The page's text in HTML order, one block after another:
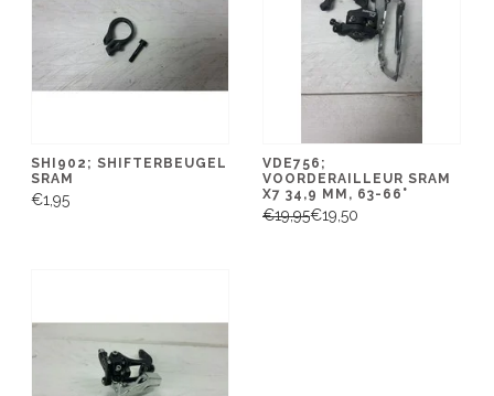
SHI902; SHIFTERBEUGEL
SRAM
€1,95
VDE756;
VOORDERAILLEUR SRAM
X7 34,9 MM, 63-66°
€19,95€19,50